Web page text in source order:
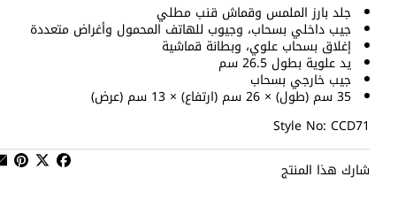
جلد بارز الملمس وقماش قنب مطلي
جيب داخلي بسحاب، وجيوب للهاتف المحمول وأغراض متعددة
إغلاق بسحاب علوي، وبطانة قماشية
يد علوية بطول 26.5 سم
جيب خارجي بسحاب
35 سم (طول) × 26 سم (ارتفاع) × 13 سم (عرض)
Style No: CCD71
شارك هذا المنتج